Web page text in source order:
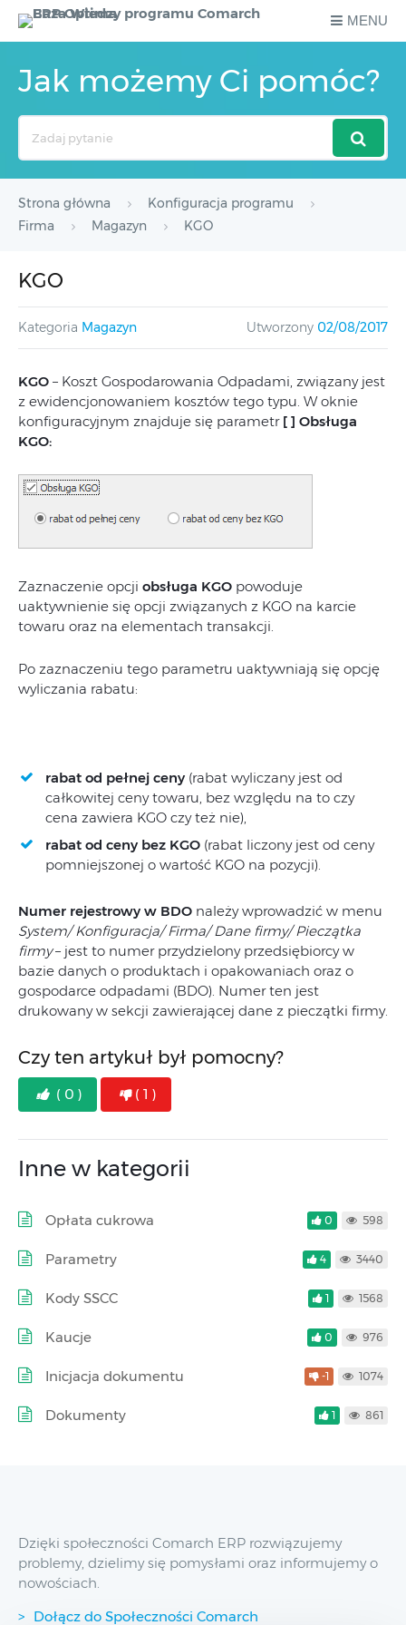
MENU
Jak możemy Ci pomóc?
Strona główna
Konfiguracja programu
Firma
Magazyn KGO
KGO
Kategoria Magazyn Utworzony 02/08/2017
KGO – Koszt Gospodarowania Odpadami, związany jest
z ewidencjonowaniem kosztów tego typu. W oknie
konfiguracyjnym znajduje się parametr [ ] Obsługa
KGO:
Zaznaczenie opcji obsługa KGO powoduje
uaktywnienie się opcji związanych z KGO na karcie
towaru oraz na elementach transakcji.
Po zaznaczeniu tego parametru uaktywniają się opcję
wyliczania rabatu:
rabat od pełnej ceny (rabat wyliczany jest od
całkowitej ceny towaru, bez względu na to czy
cena zawiera KGO czy też nie),
rabat od ceny bez KGO (rabat liczony jest od ceny
pomniejszonej o wartość KGO na pozycji).
Numer rejestrowy w BDO należy wprowadzić w menu
System/ Konfiguracja/ Firma/ Dane firmy/ Pieczątka
firmy– jest to numer przydzielony przedsiębiorcy w
bazie danych o produktach i opakowaniach oraz o
gospodarce odpadami (BDO). Numer ten jest
drukowany w sekcji zawierającej dane z pieczątki firmy.
Czy ten artykuł był pomocny?
( 0 ) ( 1 )
Inne w kategorii
Opłata cukrowa 0 598
Parametry 4 3440
Kody SSCC 1 1568
Kaucje 0 976
Inicjacja dokumentu -1 1074
Dokumenty 1 861
Dzięki społeczności Comarch ERP rozwiązujemy
problemy, dzielimy się pomysłami oraz informujemy o
nowościach.
Dołącz do Społeczności Comarch